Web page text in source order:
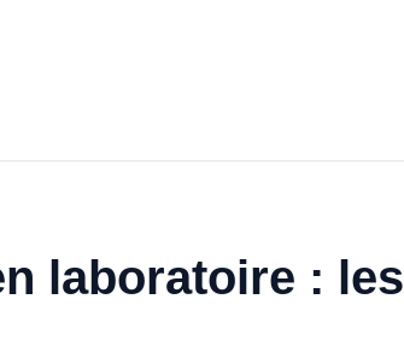
laboratoire : les